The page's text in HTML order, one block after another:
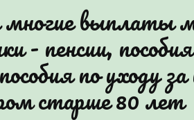
выплаты
- пенсии,
по уходу
старше 80 лет